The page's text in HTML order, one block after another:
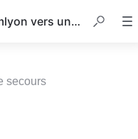
Je veux rediriger ma boite emlyon vers une adresse de secours
secours